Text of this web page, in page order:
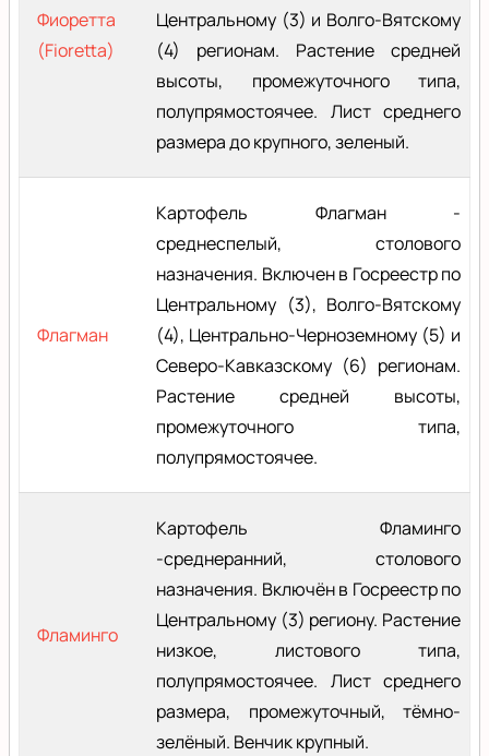
Фиоретта
(Fioretta)
Центральному (3) и Волго-Вятскому
(4) регионам. Растение средней
высоты, промежуточного типа,
полупрямостоячее. Лист среднего
размера до крупного, зеленый.
Флагман
Картофель Флагман -
среднеспелый, столового
назначения. Включен в Госреестр по
Центральному (3), Волго-Вятскому
(4), Центрально-Черноземному (5) и
Северо-Кавказскому (6) регионам.
Растение средней высоты,
промежуточного типа,
полупрямостоячее.
Фламинго
Картофель Фламинго
-среднеранний, столового
назначения. Включён в Госреестр по
Центральному (3) региону. Растение
низкое, листового типа,
полупрямостоячее. Лист среднего
размера, промежуточный, тёмно-
зелёный. Венчик крупный.